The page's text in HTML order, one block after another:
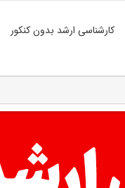
کارشناسی ارشد بدون کنکور